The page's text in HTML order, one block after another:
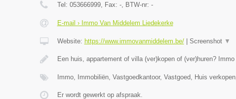
Tel: 053666999, Fax: -, BTW-nr: -
E-mail › Immo Van Middelem Liedekerke
Website: https://www.immovanmiddelem.be/| Screenshot ▼
Een huis, appartement of villa (ver)kopen of (ver)huren?
Immo, Immobiliën, Vastgoedkantoor, Vastgoed, Huis
Er wordt gewerkt op afspraak.